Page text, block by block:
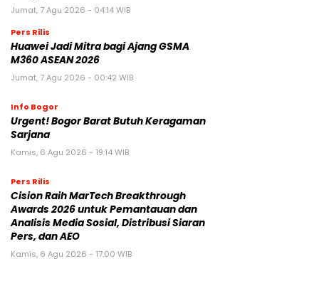
Jumat, 7 Agu 2026 - 04:14 WIB
Pers Rilis
Huawei Jadi Mitra bagi Ajang GSMA
M360 ASEAN 2026
Jumat, 7 Agu 2026 - 00:42 WIB
Info Bogor
Urgent! Bogor Barat Butuh Keragaman
Sarjana
Kamis, 6 Agu 2026 - 19:14 WIB
Pers Rilis
Cision Raih MarTech Breakthrough
Awards 2026 untuk Pemantauan dan
Analisis Media Sosial, Distribusi Siaran
Pers, dan AEO
Kamis, 6 Agu 2026 - 17:00 WIB